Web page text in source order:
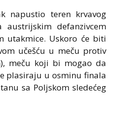
napustio teren krvavog
austrijskim defanzivcem
utakmice. Uskoro će biti
učešću u meču protiv
meču koji bi mogao da
plasiraju u osminu finala
sa Poljskom sledećeg